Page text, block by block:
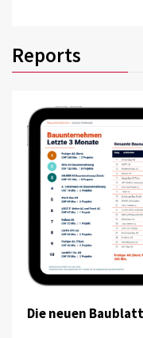
Reports
Die neuen